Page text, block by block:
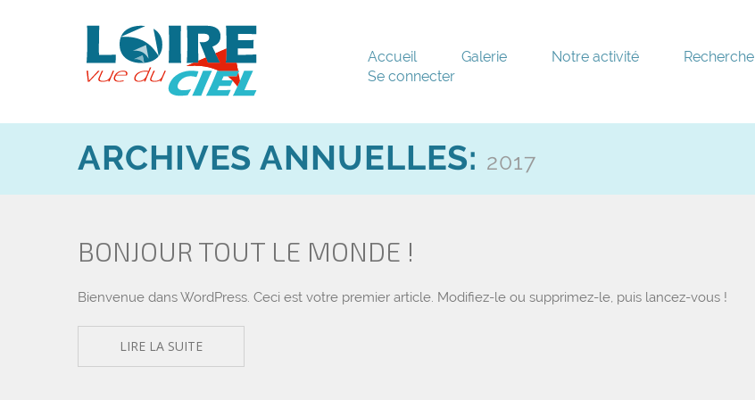
Accueil Galerie Notre activité Recherche
Se connecter
ARCHIVES ANNUELLES: 2017
BONJOUR TOUT LE MONDE !
Bienvenue dans WordPress. Ceci est votre premier article. Modifiez-le ou supprimez-le, puis lancez-vous !
LIRE LA SUITE